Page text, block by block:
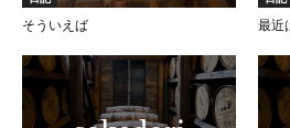
そういえば
最近